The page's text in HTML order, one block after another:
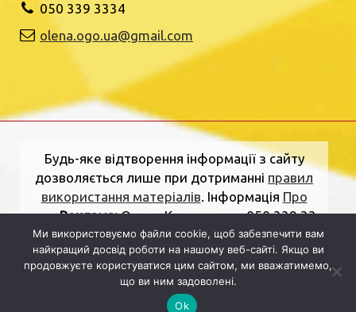
050 339 3334
olena.ogo.ua@gmail.com
Будь-яке відтворення інформації з сайту
дозволяється лише при дотриманні правил
використання матеріалів. Інформація Про
нас.Реклама:Олена Копиця, тел. 050 339 33
34
olena.ogo.ua@gmail.com.Адреса
редакції:вулиця Шкільна, 2, Рівне, Рівненська
область, 33000.Електронна пошта:
dolj.ogo@gmail.com
Ми використовуємо файли cookie, щоб забезпечити вам
найкращий досвід роботи на нашому веб-сайті. Якщо ви
продовжуєте користуватися цим сайтом, ми вважатимемо,
що ви ним задоволені.
Ok